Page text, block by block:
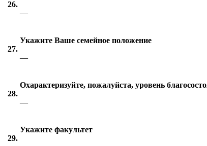
26.
—
27.
Укажите Ваше семейное положение
—
28.
Охарактеризуйте, пожалуйста, уровень
—
29.
Укажите факультет